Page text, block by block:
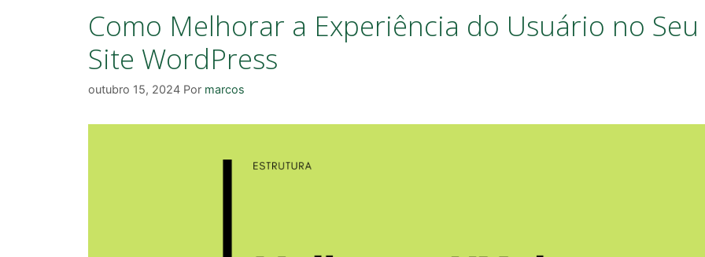
Como Melhorar a Experiência do Usuário no Seu
Site WordPress
outubro 15, 2024 Por marcos